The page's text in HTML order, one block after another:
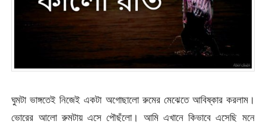
ঘুমটা ভাঙ্গতেই নিজেই একটা অগোছালো রুমের মেঝেতে আবিষ্কার করলাম।
ভোরের আলো রুমটায় এসে পৌছঁলো। আমি এখানে কিভাবে এসেছি মনে